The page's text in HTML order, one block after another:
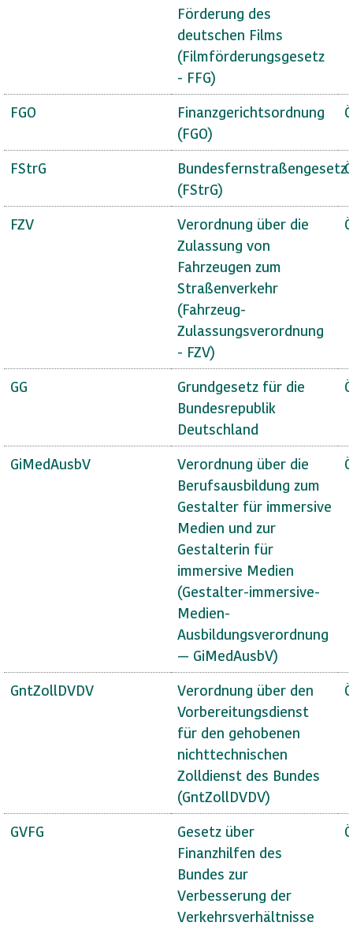
Förderung des
deutschen Films
(Filmförderungsgesetz
- FFG)
FGO
Finanzgerichtsordnung
(FGO)
FStrG
Bundesfernstraßengesetz
(FStrG)
FZV
Verordnung über die
Zulassung von
Fahrzeugen zum
Straßenverkehr
(Fahrzeug-
Zulassungsverordnung
- FZV)
GG
Grundgesetz für die
Bundesrepublik
Deutschland
GiMedAusbV
Verordnung über die
Berufsausbildung zum
Gestalter für immersive
Medien und zur
Gestalterin für
immersive Medien
(Gestalter-immersive-
Medien-
Ausbildungsverordnung
— GiMedAusbV)
GntZollDVDV
Verordnung über den
Vorbereitungsdienst
für den gehobenen
nichttechnischen
Zolldienst des Bundes
(GntZollDVDV)
GVFG
Gesetz über
Finanzhilfen des
Bundes zur
Verbesserung der
Verkehrsverhältnisse